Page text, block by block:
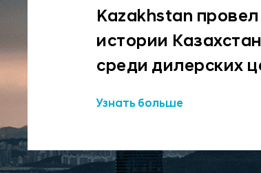
Kazakhstan
истории
среди дилерских
Узнать больше